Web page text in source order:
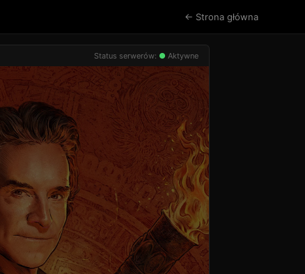
← Strona główna
Status serwerów: ● Aktywne